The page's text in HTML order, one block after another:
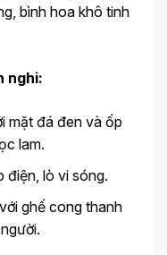
bình hoa khô tinh
nghi:
mặt đá đen và ốp
lam.
điện, lò vi sóng.
ghế cong thanh